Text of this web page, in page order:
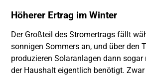
Höherer Ertrag im Winter
Der Großteil des Stromertrags fällt
sonnigen Sommers an, und über den
produzieren Solaranlagen dann sogar
der Haushalt eigentlich benötigt.